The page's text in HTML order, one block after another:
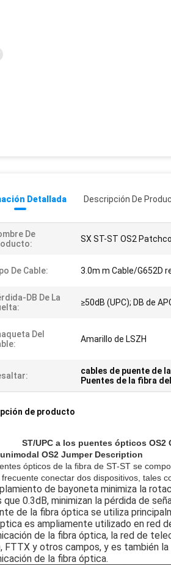
Detallada Descripción De
De
SX ST-ST OS2
De Cable: 3.0m m Cable/G652D
DB De La
≥50dB (UPC); DB de
Del
Amarillo de LSZH
cables de puente de
Puentes de la fibra
de producto
ST/UPC a los puentes ópticos OS2
unimodal OS2 Jumper Description
ópticos de la fibra de ST-ST se
conectar dos dispositivos, tales
de bayoneta minimiza la
que 0.3dB, minimizan la pérdida de
de la fibra óptica se utiliza
es ampliamente utilizado en red
de la fibra óptica, la red de
FTTX y otros campos, y es también
de la fibra óptica.